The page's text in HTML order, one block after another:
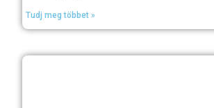
Tudj meg többet »